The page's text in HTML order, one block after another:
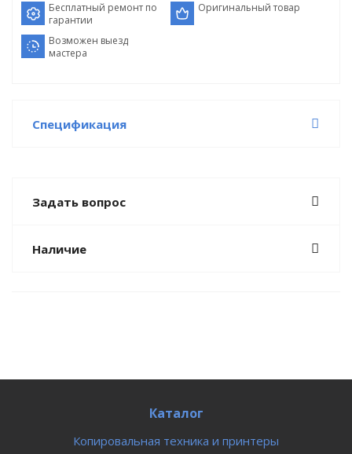
Бесплатный ремонт по
гарантии
Оригинальный товар
Возможен выезд
мастера
Спецификация
Задать вопрос
Наличие
Каталог
Копировальная техника и принтеры